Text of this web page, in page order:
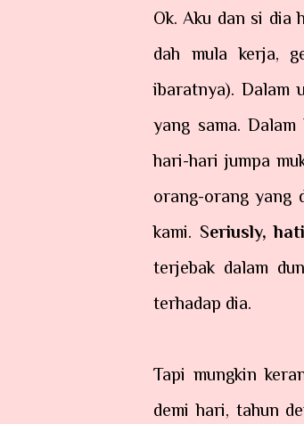
Ok. Aku dan si dia
dah mula kerja,
ibaratnya). Dalam
yang sama.
hari-hari jumpa
orang-orang yang
kami. Seriusly,
terjebak dalam
terhadap dia.
Tapi mungkin
demi hari, tahun